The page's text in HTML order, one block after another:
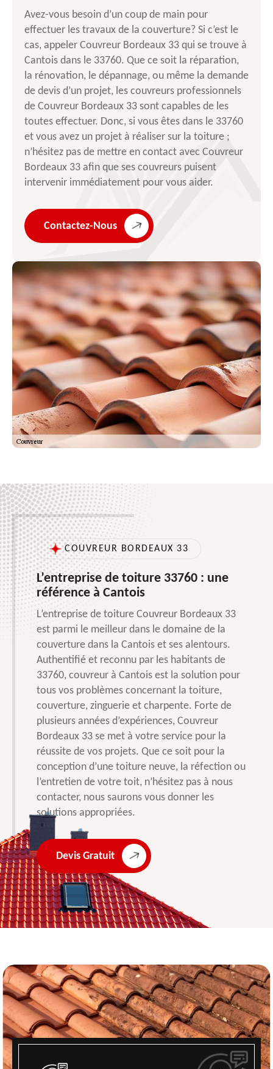
Avez-vous besoin d’un coup de main pour
effectuer les travaux de la couverture? Si c’est le
cas, appeler Couvreur Bordeaux 33 qui se trouve à
Cantois dans le 33760. Que ce soit la réparation,
la rénovation, le dépannage, ou même la demande
de devis d’un projet, les couvreurs professionnels
de Couvreur Bordeaux 33 sont capables de les
toutes effectuer. Donc, si vous êtes dans le 33760
et vous avez un projet à réaliser sur la toiture ;
n’hésitez pas de mettre en contact avec Couvreur
Bordeaux 33 afin que ses couvreurs puisent
intervenir immédiatement pour vous aider.
Contactez-Nous
COUVREUR BORDEAUX 33
L’entreprise de toiture 33760 : une
référence à Cantois
L’entreprise de toiture Couvreur Bordeaux 33
est parmi le meilleur dans le domaine de la
couverture dans la Cantois et ses alentours.
Authentifié et reconnu par les habitants de
33760, couvreur à Cantois est la solution pour
tous vos problèmes concernant la toiture,
couverture, zinguerie et charpente. Forte de
plusieurs années d’expériences, Couvreur
Bordeaux 33 se met à votre service pour la
réussite de vos projets. Que ce soit pour la
conception d’une toiture neuve, la réfection ou
l’entretien de votre toit, n’hésitez pas à nous
contacter, nous saurons vous donner les
solutions appropriées.
Devis Gratuit